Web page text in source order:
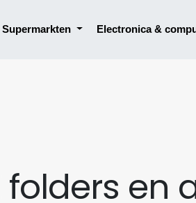
Supermarkten Electronica &
folders